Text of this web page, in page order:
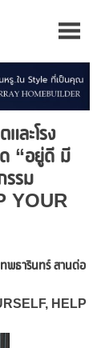
ละโรง
“อยู่ดี มี
รรม
YOUR
พธารินทร์ สานต่อ
HELP